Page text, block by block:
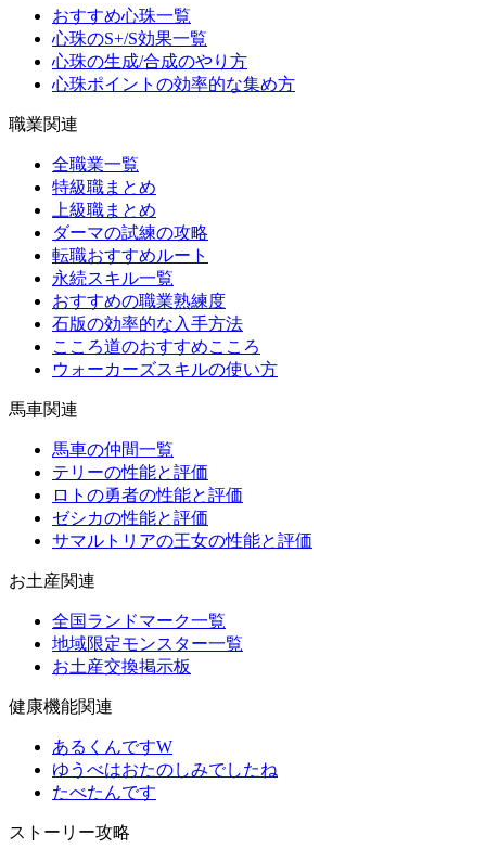
おすすめ心珠一覧
心珠のS+/S効果一覧
心珠の生成/合成のやり方
心珠ポイントの効率的な集め方
職業関連
全職業一覧
特級職まとめ
上級職まとめ
ダーマの試練の攻略
転職おすすめルート
永続スキル一覧
おすすめの職業熟練度
石版の効率的な入手方法
こころ道のおすすめこころ
ウォーカーズスキルの使い方
馬車関連
馬車の仲間一覧
テリーの性能と評価
ロトの勇者の性能と評価
ゼシカの性能と評価
サマルトリアの王女の性能と評価
お土産関連
全国ランドマーク一覧
地域限定モンスター一覧
お土産交換掲示板
健康機能関連
あるくんですW
ゆうべはおたのしみでしたね
たべたんです
ストーリー攻略